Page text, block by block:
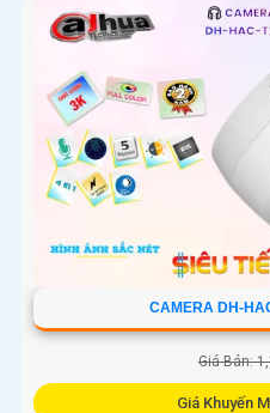
CAMERA DH-
Giá Bán:
Giá Khuyến